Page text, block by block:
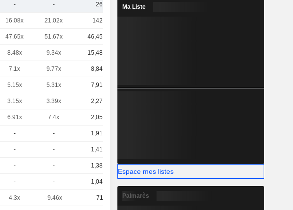
- - 262 M
16.08x 21.02x 142 Md
47.65x 51.67x 46,45 Md
8.48x 9.34x 15,48 Md
7.1x 9.77x 8,84 Md
5.15x 5.31x 7,91 Md
3.15x 3.39x 2,27 Md
6.91x 7.4x 2,05 Md
- - 1,91 Md
- - 1,41 Md
- - 1,38 Md
- - 1,04 Md
4.3x -9.46x 711 M
Ma Liste
Espace mes listes
Palmarès